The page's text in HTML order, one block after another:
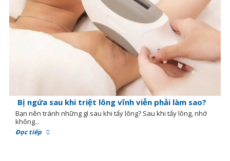
Bị ngứa sau khi triệt lông vĩnh viễn phải làm sao?
Bạn nên tránh những gì sau khi tẩy lông? Sau khi tẩy lông, nhớ
không...
Đọc tiếp